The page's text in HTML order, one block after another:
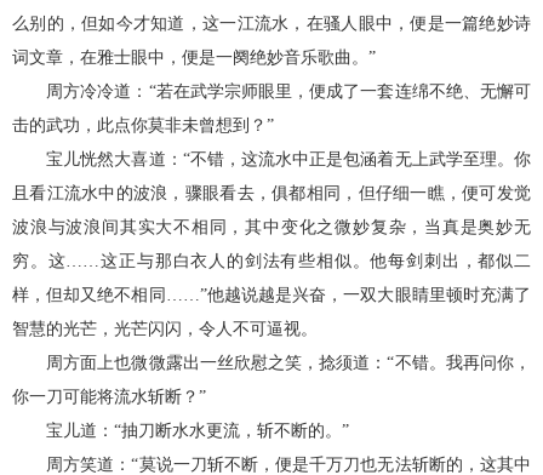
么别的，但如今才知道，这一江流水，在骚人眼中，便是一篇绝妙诗
词文章，在雅士眼中，便是一阕绝妙音乐歌曲。”
周方冷冷道：“若在武学宗师眼里，便成了一套连绵不绝、无懈可
击的武功，此点你莫非未曾想到？”
宝儿恍然大喜道：“不错，这流水中正是包涵着无上武学至理。你
且看江流水中的波浪，骤眼看去，俱都相同，但仔细一瞧，便可发觉
波浪与波浪间其实大不相同，其中变化之微妙复杂，当真是奥妙无
穷。这……这正与那白衣人的剑法有些相似。他每剑刺出，都似二
样，但却又绝不相同……”他越说越是兴奋，一双大眼睛里顿时充满了
智慧的光芒，光芒闪闪，令人不可逼视。
周方面上也微微露出一丝欣慰之笑，捻须道：“不错。我再问你，
你一刀可能将流水斩断？”
宝儿道：“抽刀断水水更流，斩不断的。”
周方笑道：“莫说一刀斩不断，便是千万刀也无法斩断的，这其中